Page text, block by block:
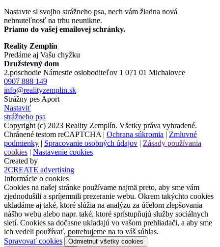
Nastavte si svojho strážneho psa, nech vám žiadna nová
nehnuteľnosť na trhu neunikne.
Priamo do vašej emailovej schránky.
Reality Zemplín
Predáme aj Vašu chyžku
Družstevný dom
2.poschodie Námestie osloboditeľov 1 071 01 Michalovce
0907 888 149
info@realityzemplin.sk
Strážny pes Aport
Nastaviť
strážneho psa
Copyright (c) 2023 Reality Zemplín. Všetky práva vyhradené.
Chránené testom reCAPTCHA | Ochrana súkromia | Zmluvné
podmienky | Spracovanie osobných údajov | Zásady používania
cookies | Nastavenie cookies
Created by
2CREATE advertising
Informácie o cookies
Cookies na našej stránke používame najmä preto, aby sme vám
zjednodušili a spríjemnili prezeranie webu. Okrem takýchto cookies
ukladáme aj také, ktoré slúžia na analýzu za účelom zlepšovania
nášho webu alebo napr. také, ktoré sprístupňujú služby sociálnych
sietí. Cookies sa dočasne ukladajú vo vašom prehliadači, a aby sme
ich vedeli používať, potrebujeme na to váš súhlas.
Spravovať cookies
Odmietnuť všetky cookies